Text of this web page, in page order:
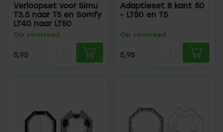
Verloopset voor Simu
T3.5 naar T5 en Somfy
LT40 naar LT50
Op voorraad
5,95
Adaptieset 8 kant 50
- LT50 en T5
Op voorraad
5,95